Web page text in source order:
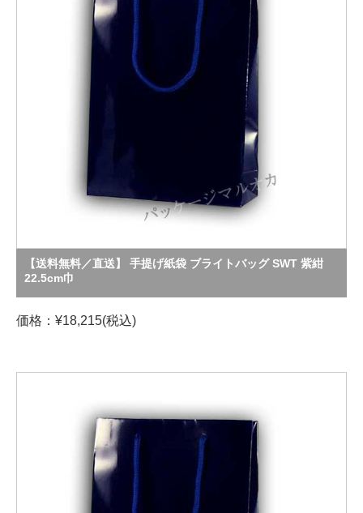
【送料無料／直送】 手提げ紙袋 ブライトバッグ SWT 紫紺
22.5cm巾
価格：¥18,215(税込)